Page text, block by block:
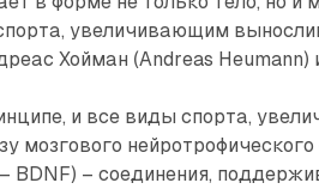
увеличивающим
Хойман (Andreas Heumann)
и все виды спорта,
мозгового
BDNF) – соединения,